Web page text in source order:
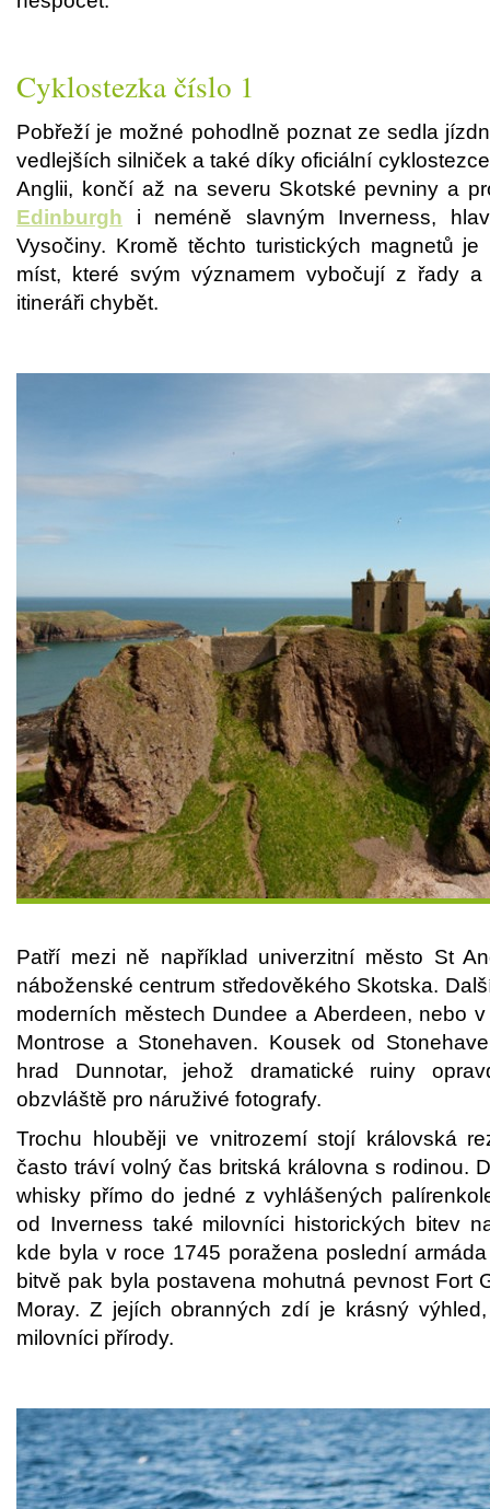
Cyklostezka číslo 1
Pobřeží je možné pohodlně poznat ze sedla
vedlejších silniček a také díky oficiální
Anglii, končí až na severu Skotské pevniny a
Edinburgh i neméně slavným Inverness,
Vysočiny. Kromě těchto turistických magnetů
míst, které svým významem vybočují z řady
itineráři chybět.
Patří mezi ně například univerzitní město St
náboženské centrum středověkého Skotska.
moderních městech Dundee a Aberdeen, nebo
Montrose a Stonehaven. Kousek od
hrad Dunnotar, jehož dramatické ruiny
obzvláště pro náruživé fotografy.
Trochu hlouběji ve vnitrozemí stojí královská
často tráví volný čas britská královna s rodinou.
whisky přímo do jedné z vyhlášených
od Inverness také milovníci historických bitev
kde byla v roce 1745 poražena poslední
bitvě pak byla postavena mohutná pevnost Fort
Moray. Z jejích obranných zdí je krásný
milovníci přírody.